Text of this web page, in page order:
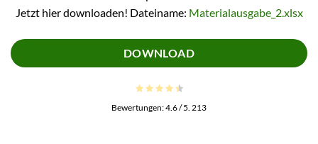
Jetzt hier downloaden! Dateiname: Materialausgabe_2.xlsx
DOWNLOAD
Bewertungen:4.6/ 5. 213